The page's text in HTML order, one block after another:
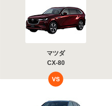
マツダ
CX-80